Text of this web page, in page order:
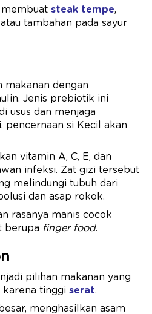
steak tempe,
tambahan pada sayur
makanan dengan
Jenis prebiotik ini
usus dan menjaga
pencernaan si Kecil akan
vitamin A, C, E, dan
infeksi. Zat gizi tersebut
melindungi tubuh dari
dan asap rokok.
rasanya manis cocok
berupa finger food.
pilihan makanan yang
tinggi serat.
menghasilkan asam